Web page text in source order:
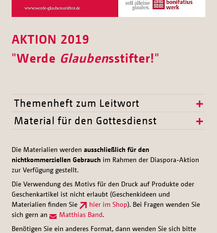
AKTION 2019
"Werde Glaubensstifter!"
Themenheft zum Leitwort
Material für den Gottesdienst
Die Materialien werden ausschließlich für den
nichtkommerziellen Gebrauch im Rahmen der Diaspora-Aktion
zur Verfügung gestellt.
Die Verwendung des Motivs für den Druck auf Produkte oder
Geschenkartikel ist nicht erlaubt (Geschenkideen und
Materialien finden Sie
hier im Shop). Bei Fragen wenden Sie
sich gern an
Matthias Band.
Benötigen Sie ein anderes Format, dann wenden Sie sich bitte